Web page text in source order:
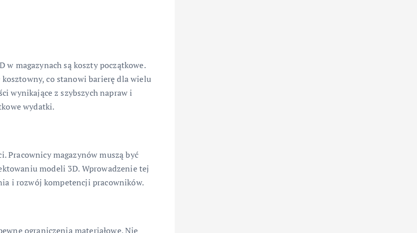
w magazynach są koszty początkowe.
co stanowi barierę dla wielu
wynikające z szybszych napraw i
wydatki.
Pracownicy magazynów muszą być
modeli 3D. Wprowadzenie tej
i rozwój kompetencji pracowników.
ograniczenia materiałowe. Nie